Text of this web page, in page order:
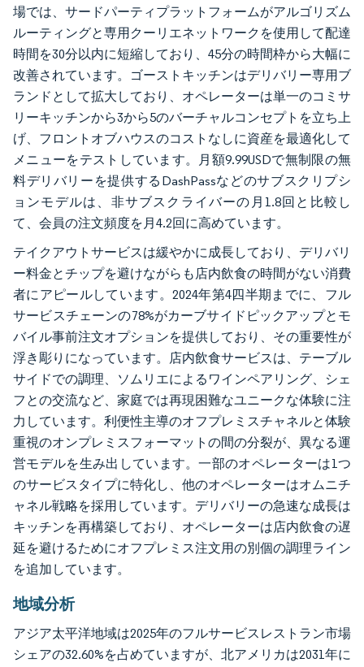
場では、サードパーティプラットフォームがアルゴリズム
ルーティングと専用クーリエネットワークを使用して配達
時間を30分以内に短縮しており、45分の時間枠から大幅に
改善されています。ゴーストキッチンはデリバリー専用ブ
ランドとして拡大しており、オペレーターは単一のコミサ
リーキッチンから3から5のバーチャルコンセプトを立ち上
げ、フロントオブハウスのコストなしに資産を最適化して
メニューをテストしています。月額9.99USDで無制限の無
料デリバリーを提供するDashPassなどのサブスクリプシ
ョンモデルは、非サブスクライバーの月1.8回と比較し
て、会員の注文頻度を月4.2回に高めています。
テイクアウトサービスは緩やかに成長しており、デリバリ
ー料金とチップを避けながらも店内飲食の時間がない消費
者にアピールしています。2024年第4四半期までに、フル
サービスチェーンの78%がカーブサイドピックアップとモ
バイル事前注文オプションを提供しており、その重要性が
浮き彫りになっています。店内飲食サービスは、テーブル
サイドでの調理、ソムリエによるワインペアリング、シェ
フとの交流など、家庭では再現困難なユニークな体験に注
力しています。利便性主導のオフプレミスチャネルと体験
重視のオンプレミスフォーマットの間の分裂が、異なる運
営モデルを生み出しています。一部のオペレーターは1つ
のサービスタイプに特化し、他のオペレーターはオムニチ
ャネル戦略を採用しています。デリバリーの急速な成長は
キッチンを再構築しており、オペレーターは店内飲食の遅
延を避けるためにオフプレミス注文用の別個の調理ライン
を追加しています。
地域分析
アジア太平洋地域は2025年のフルサービスレストラン市場
シェアの32.60%を占めていますが、北アメリカは2031年に